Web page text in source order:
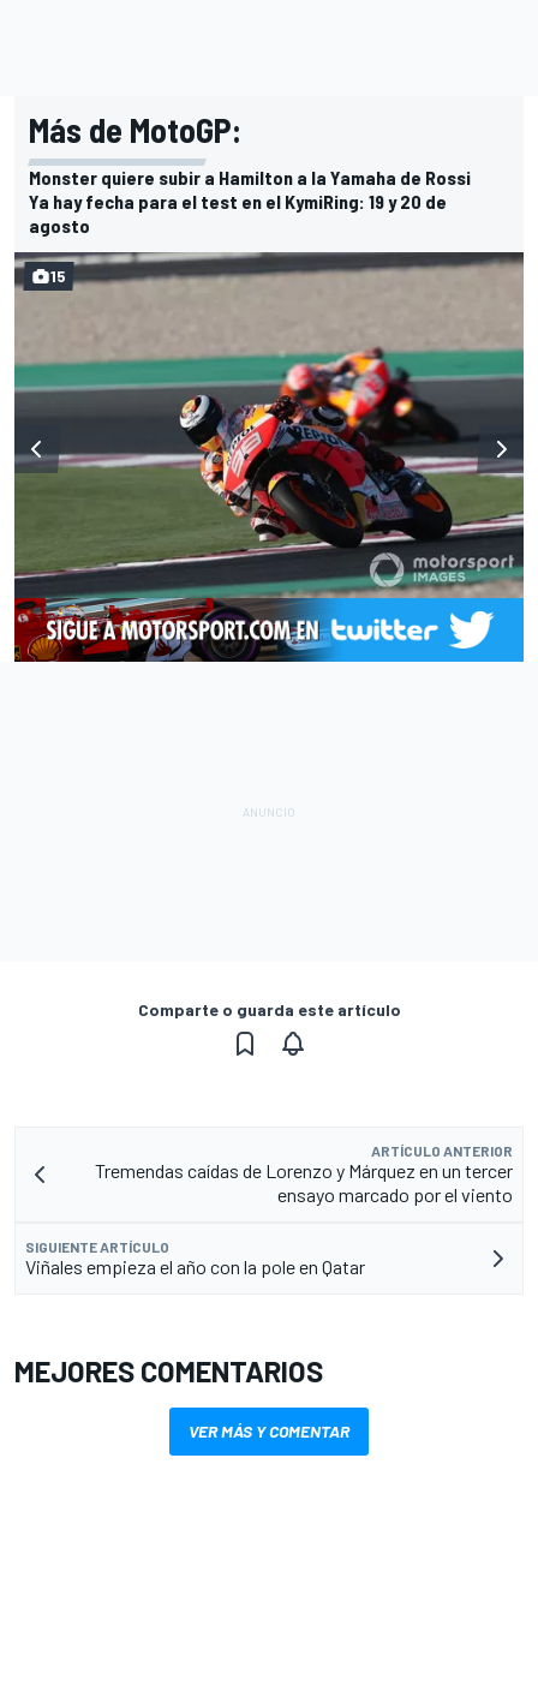
Más de MotoGP:
Monster quiere subir a Hamilton a la Yamaha de Rossi
Ya hay fecha para el test en el KymiRing: 19 y 20 de
agosto
15
Comparte o guarda este artículo
ARTÍCULO ANTERIOR
Tremendas caídas de Lorenzo y Márquez en un tercer
ensayo marcado por el viento
SIGUIENTE ARTÍCULO
Viñales empieza el año con la pole en Qatar
MEJORES COMENTARIOS
VER MÁS Y COMENTAR